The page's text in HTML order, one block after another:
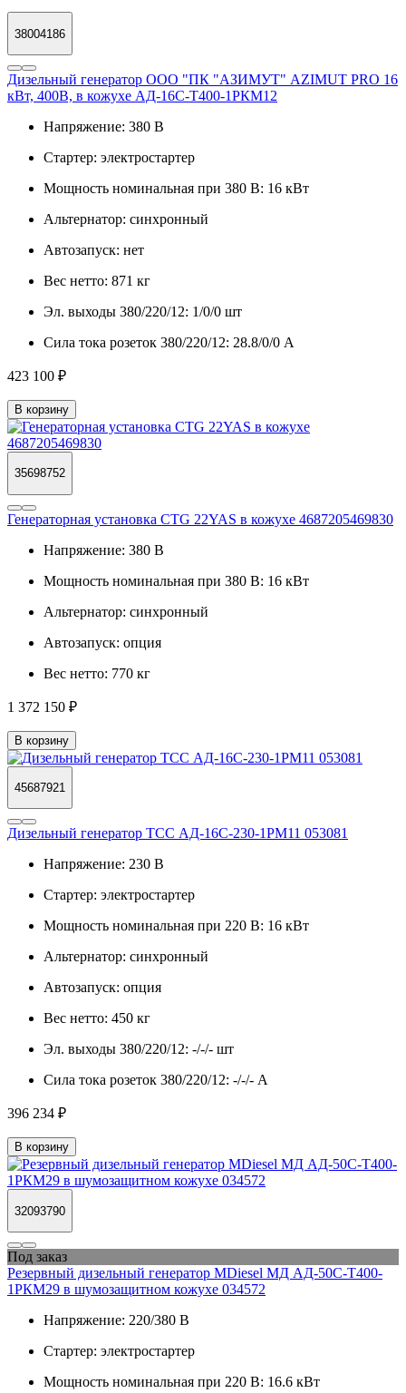
38004186
Дизельный генератор ООО "ПК "АЗИМУТ" AZIMUT PRO 16
кВт, 400В, в кожухе АД-16С-Т400-1РКМ12
Напряжение: 380 В
Стартер: электростартер
Мощность номинальная при 380 В: 16 кВт
Альтернатор: синхронный
Автозапуск: нет
Вес нетто: 871 кг
Эл. выходы 380/220/12: 1/0/0 шт
Сила тока розеток 380/220/12: 28.8/0/0 А
423 100 ₽
В корзину
35698752
Генераторная установка CTG 22YAS в кожухе 4687205469830
Напряжение: 380 В
Мощность номинальная при 380 В: 16 кВт
Альтернатор: синхронный
Автозапуск: опция
Вес нетто: 770 кг
1 372 150 ₽
В корзину
45687921
Дизельный генератор ТСС АД-16С-230-1РМ11 053081
Напряжение: 230 В
Стартер: электростартер
Мощность номинальная при 220 В: 16 кВт
Альтернатор: синхронный
Автозапуск: опция
Вес нетто: 450 кг
Эл. выходы 380/220/12: -/-/- шт
Сила тока розеток 380/220/12: -/-/- А
396 234 ₽
В корзину
32093790
Под заказ
Резервный дизельный генератор MDiesel МД АД-50С-Т400-
1РКМ29 в шумозащитном кожухе 034572
Напряжение: 220/380 В
Стартер: электростартер
Мощность номинальная при 220 В: 16.6 кВт